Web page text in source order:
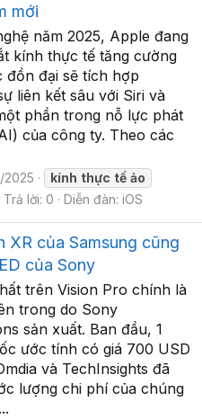
mới
năm 2025, Apple đang
kính thực tế tăng cường
đồn đại sẽ tích hợp
liên kết sâu với Siri và
phần trong nỗ lực phát
của công ty. Theo các
2025 kính thực tế ảo
Trả lời: 0 Diễn đàn: iOS
XR của Samsung cũng
của Sony
trên Vision Pro chính là
trong do Sony
sản xuất. Ban đầu, 1
ước tính có giá 700 USD
và TechInsights đã
lượng chi phí của chúng